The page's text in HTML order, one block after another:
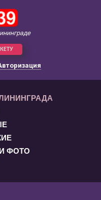
ФОТО